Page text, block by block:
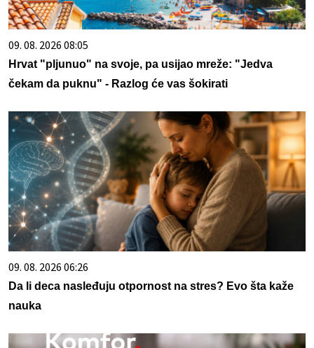
09. 08. 2026 08:05
Hrvat "pljunuo" na svoje, pa usijao mreže: "Jedva
čekam da puknu" - Razlog će vas šokirati
09. 08. 2026 06:26
Da li deca nasleđuju otpornost na stres? Evo šta kaže
nauka